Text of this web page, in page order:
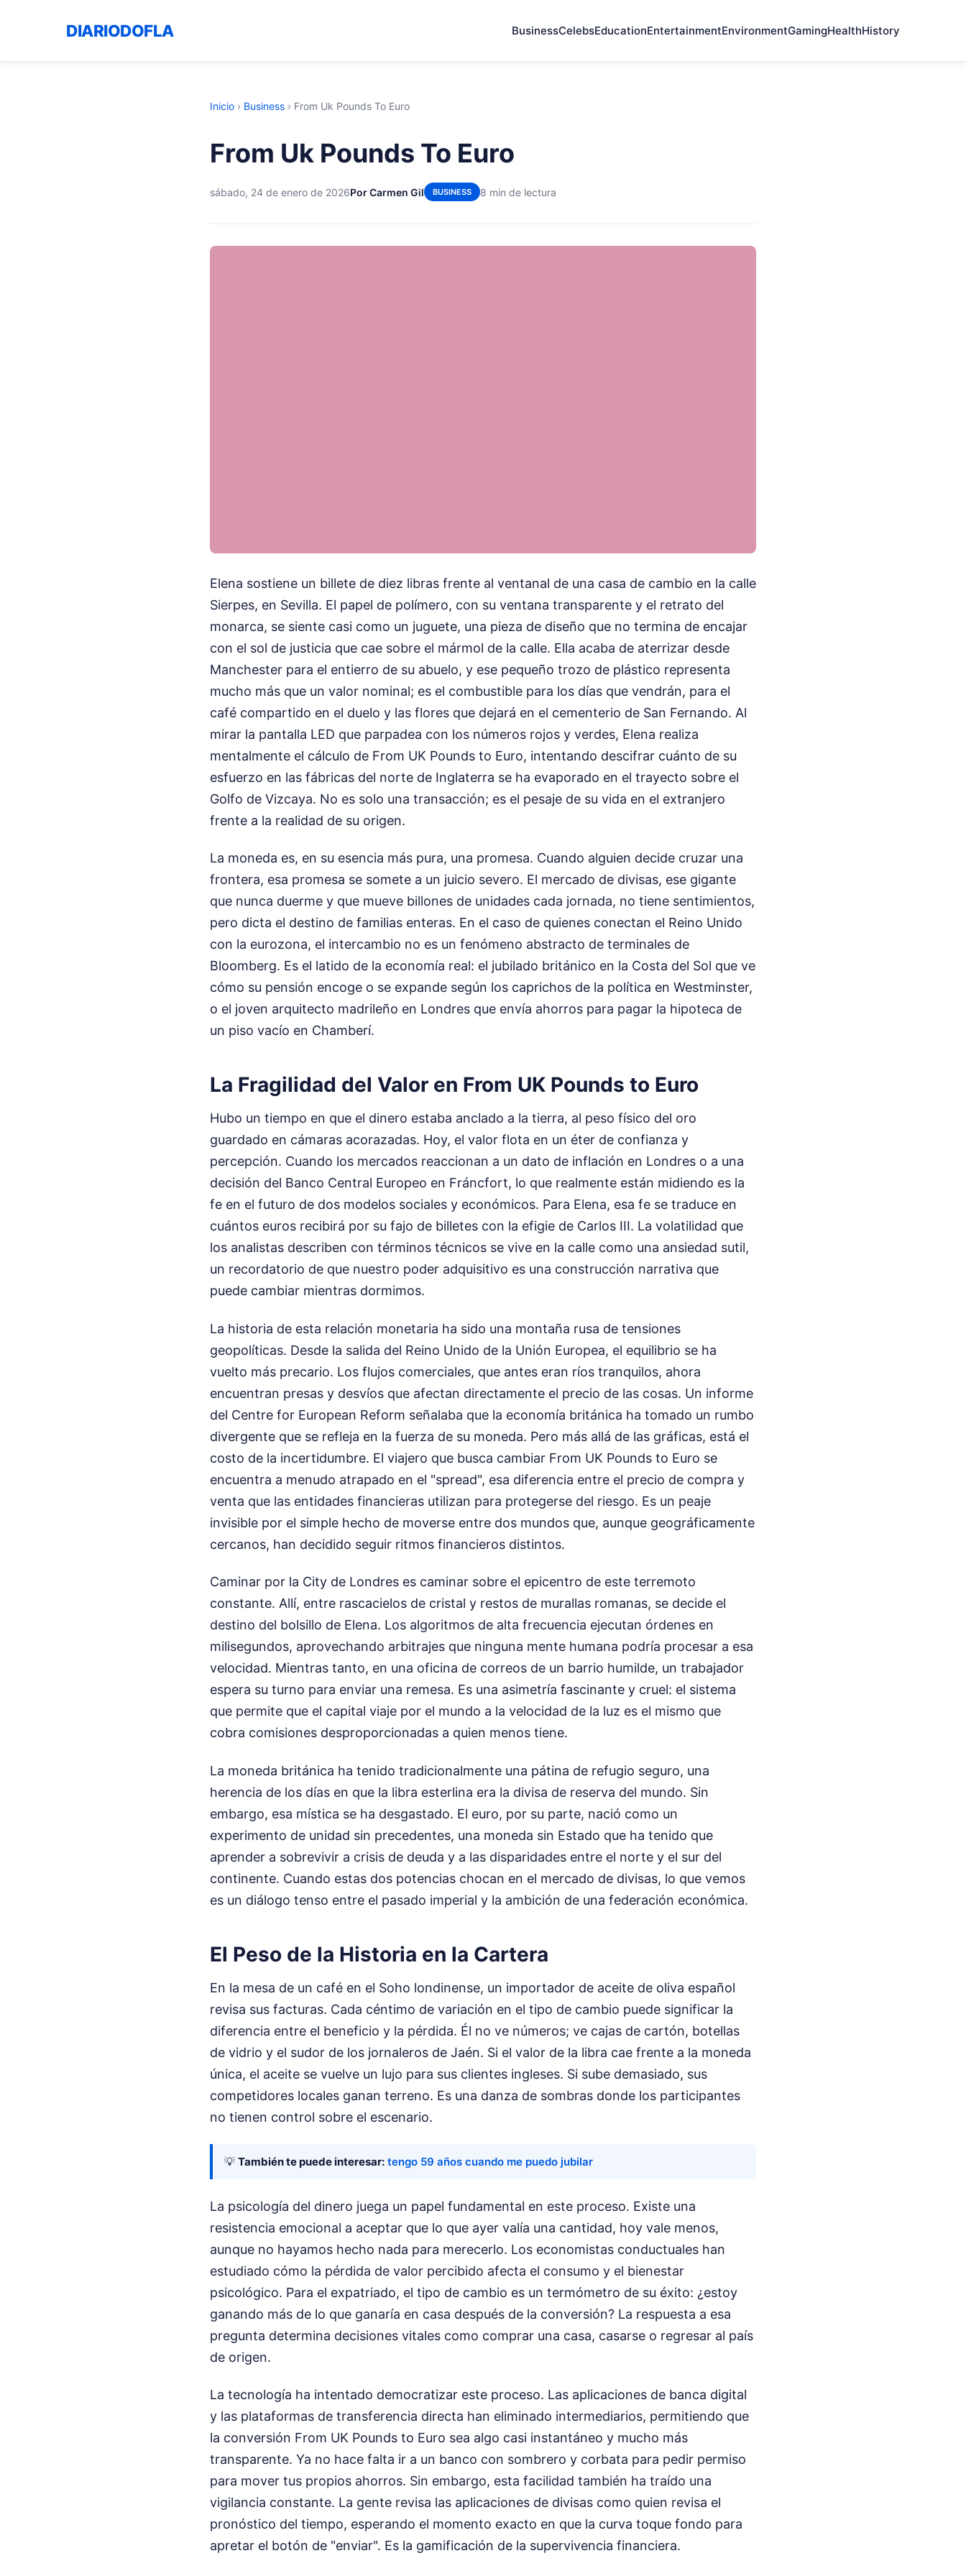
DIARIODOFLA BusinessCelebsEducationEntertainmentEnvironmentGamingHealthHistory
Inicio › Business › From Uk Pounds To Euro
From Uk Pounds To Euro
sábado, 24 de enero de 2026Por Carmen Gil BUSINESS 8 min de lectura
Elena sostiene un billete de diez libras frente al ventanal de una casa de cambio en la calle
Sierpes, en Sevilla. El papel de polímero, con su ventana transparente y el retrato del
monarca, se siente casi como un juguete, una pieza de diseño que no termina de encajar
con el sol de justicia que cae sobre el mármol de la calle. Ella acaba de aterrizar desde
Manchester para el entierro de su abuelo, y ese pequeño trozo de plástico representa
mucho más que un valor nominal; es el combustible para los días que vendrán, para el
café compartido en el duelo y las flores que dejará en el cementerio de San Fernando. Al
mirar la pantalla LED que parpadea con los números rojos y verdes, Elena realiza
mentalmente el cálculo de From UK Pounds to Euro, intentando descifrar cuánto de su
esfuerzo en las fábricas del norte de Inglaterra se ha evaporado en el trayecto sobre el
Golfo de Vizcaya. No es solo una transacción; es el pesaje de su vida en el extranjero
frente a la realidad de su origen.
La moneda es, en su esencia más pura, una promesa. Cuando alguien decide cruzar una
frontera, esa promesa se somete a un juicio severo. El mercado de divisas, ese gigante
que nunca duerme y que mueve billones de unidades cada jornada, no tiene sentimientos,
pero dicta el destino de familias enteras. En el caso de quienes conectan el Reino Unido
con la eurozona, el intercambio no es un fenómeno abstracto de terminales de
Bloomberg. Es el latido de la economía real: el jubilado británico en la Costa del Sol que ve
cómo su pensión encoge o se expande según los caprichos de la política en Westminster,
o el joven arquitecto madrileño en Londres que envía ahorros para pagar la hipoteca de
un piso vacío en Chamberí.
La Fragilidad del Valor en From UK Pounds to Euro
Hubo un tiempo en que el dinero estaba anclado a la tierra, al peso físico del oro
guardado en cámaras acorazadas. Hoy, el valor flota en un éter de confianza y
percepción. Cuando los mercados reaccionan a un dato de inflación en Londres o a una
decisión del Banco Central Europeo en Fráncfort, lo que realmente están midiendo es la
fe en el futuro de dos modelos sociales y económicos. Para Elena, esa fe se traduce en
cuántos euros recibirá por su fajo de billetes con la efigie de Carlos III. La volatilidad que
los analistas describen con términos técnicos se vive en la calle como una ansiedad sutil,
un recordatorio de que nuestro poder adquisitivo es una construcción narrativa que
puede cambiar mientras dormimos.
La historia de esta relación monetaria ha sido una montaña rusa de tensiones
geopolíticas. Desde la salida del Reino Unido de la Unión Europea, el equilibrio se ha
vuelto más precario. Los flujos comerciales, que antes eran ríos tranquilos, ahora
encuentran presas y desvíos que afectan directamente el precio de las cosas. Un informe
del Centre for European Reform señalaba que la economía británica ha tomado un rumbo
divergente que se refleja en la fuerza de su moneda. Pero más allá de las gráficas, está el
costo de la incertidumbre. El viajero que busca cambiar From UK Pounds to Euro se
encuentra a menudo atrapado en el "spread", esa diferencia entre el precio de compra y
venta que las entidades financieras utilizan para protegerse del riesgo. Es un peaje
invisible por el simple hecho de moverse entre dos mundos que, aunque geográficamente
cercanos, han decidido seguir ritmos financieros distintos.
Caminar por la City de Londres es caminar sobre el epicentro de este terremoto
constante. Allí, entre rascacielos de cristal y restos de murallas romanas, se decide el
destino del bolsillo de Elena. Los algoritmos de alta frecuencia ejecutan órdenes en
milisegundos, aprovechando arbitrajes que ninguna mente humana podría procesar a esa
velocidad. Mientras tanto, en una oficina de correos de un barrio humilde, un trabajador
espera su turno para enviar una remesa. Es una asimetría fascinante y cruel: el sistema
que permite que el capital viaje por el mundo a la velocidad de la luz es el mismo que
cobra comisiones desproporcionadas a quien menos tiene.
La moneda británica ha tenido tradicionalmente una pátina de refugio seguro, una
herencia de los días en que la libra esterlina era la divisa de reserva del mundo. Sin
embargo, esa mística se ha desgastado. El euro, por su parte, nació como un
experimento de unidad sin precedentes, una moneda sin Estado que ha tenido que
aprender a sobrevivir a crisis de deuda y a las disparidades entre el norte y el sur del
continente. Cuando estas dos potencias chocan en el mercado de divisas, lo que vemos
es un diálogo tenso entre el pasado imperial y la ambición de una federación económica.
El Peso de la Historia en la Cartera
En la mesa de un café en el Soho londinense, un importador de aceite de oliva español
revisa sus facturas. Cada céntimo de variación en el tipo de cambio puede significar la
diferencia entre el beneficio y la pérdida. Él no ve números; ve cajas de cartón, botellas
de vidrio y el sudor de los jornaleros de Jaén. Si el valor de la libra cae frente a la moneda
única, el aceite se vuelve un lujo para sus clientes ingleses. Si sube demasiado, sus
competidores locales ganan terreno. Es una danza de sombras donde los participantes
no tienen control sobre el escenario.
💡 También te puede interesar: tengo 59 años cuando me puedo jubilar
La psicología del dinero juega un papel fundamental en este proceso. Existe una
resistencia emocional a aceptar que lo que ayer valía una cantidad, hoy vale menos,
aunque no hayamos hecho nada para merecerlo. Los economistas conductuales han
estudiado cómo la pérdida de valor percibido afecta el consumo y el bienestar
psicológico. Para el expatriado, el tipo de cambio es un termómetro de su éxito: ¿estoy
ganando más de lo que ganaría en casa después de la conversión? La respuesta a esa
pregunta determina decisiones vitales como comprar una casa, casarse o regresar al país
de origen.
La tecnología ha intentado democratizar este proceso. Las aplicaciones de banca digital
y las plataformas de transferencia directa han eliminado intermediarios, permitiendo que
la conversión From UK Pounds to Euro sea algo casi instantáneo y mucho más
transparente. Ya no hace falta ir a un banco con sombrero y corbata para pedir permiso
para mover tus propios ahorros. Sin embargo, esta facilidad también ha traído una
vigilancia constante. La gente revisa las aplicaciones de divisas como quien revisa el
pronóstico del tiempo, esperando el momento exacto en que la curva toque fondo para
apretar el botón de "enviar". Es la gamificación de la supervivencia financiera.